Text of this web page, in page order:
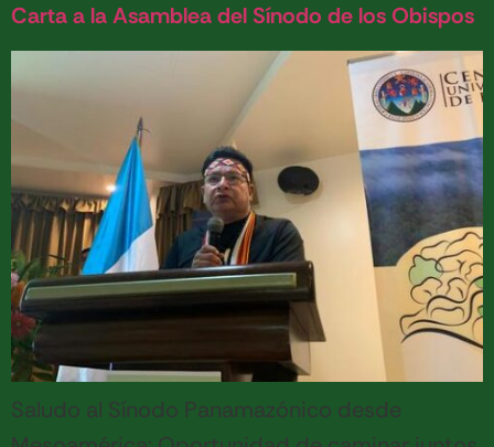
Carta a la Asamblea del Sínodo de los Obispos
Saludo al Sínodo Panamazónico desde